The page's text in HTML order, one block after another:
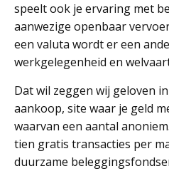
speelt ook je ervaring met
aanwezige openbaar
een valuta wordt er een
werkgelegenheid en
Dat wil zeggen wij geloven
aankoop, site waar je geld
waarvan een aantal
tien gratis transacties per
duurzame